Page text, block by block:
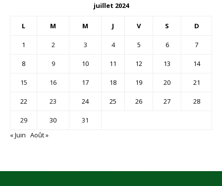
juillet 2024
L M M J V S D
1 2 3 4 5 6 7
8 9 10 11 12 13 14
15 16 17 18 19 20 21
22 23 24 25 26 27 28
29 30
31
« Juin Août »